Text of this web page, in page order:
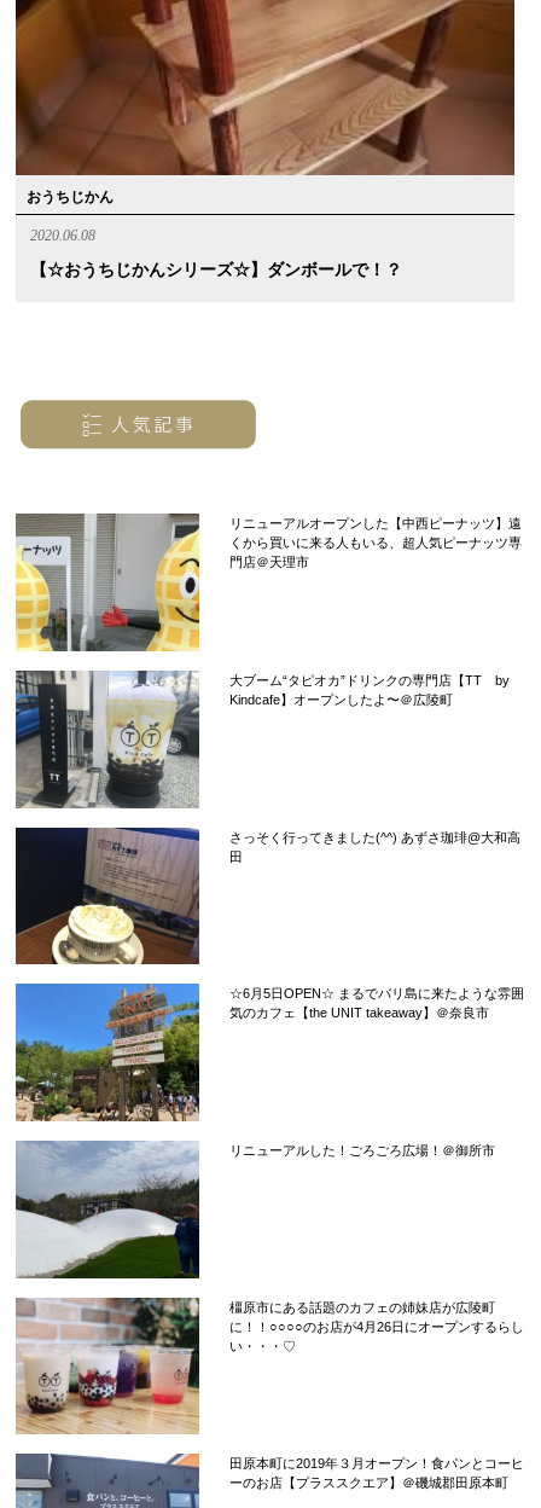
おうちじかん
2020.06.08
【☆おうちじかんシリーズ☆】ダンボールで！？
リニューアルオープンした【中西ピーナッツ】遠
くから買いに来る人もいる、超人気ピーナッツ専
門店＠天理市
大ブーム“タピオカ”ドリンクの専門店【TT by
Kindcafe】オープンしたよ〜＠広陵町
さっそく行ってきました(^^) あずさ珈琲@大和高
田
☆6月5日OPEN☆ まるでバリ島に来たような雰囲
気のカフェ【the UNIT takeaway】＠奈良市
リニューアルした！ごろごろ広場！＠御所市
橿原市にある話題のカフェの姉妹店が広陵町
に！！○○○○のお店が4月26日にオープンするらし
い・・・♡
田原本町に2019年３月オープン！食パンとコーヒ
ーのお店【プラススクエア】＠磯城郡田原本町